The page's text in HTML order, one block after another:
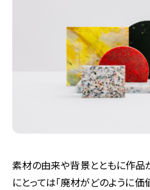
素材の由来や背景とともに作品
にとっては「廃材がどのように